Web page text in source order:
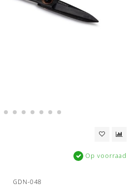
Op voorraad
GDN-048